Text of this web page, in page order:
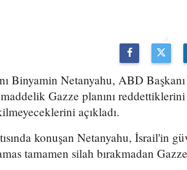
Binyamin Netanyahu, ABD
Gazze planını
açıkladı.
konuşan Netanyahu, İsrail'in
tamamen silah bırakmadan